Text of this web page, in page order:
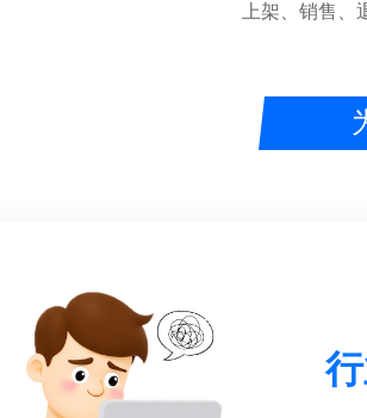
上架、销售